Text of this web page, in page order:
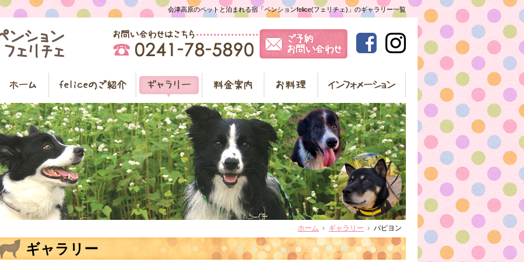
会津高原のペットと泊まれる宿「ペンションfelice(フェリチェ)」のギャラリー一覧
ホーム ギャラリー パピヨン
ギャラリー